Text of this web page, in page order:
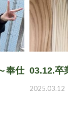
奉仕 03.12.卒
2025.03.12